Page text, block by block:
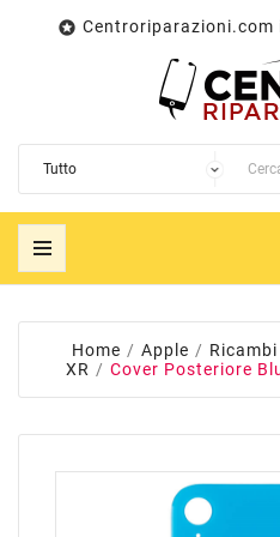

Home Apple
XR
Cover Posteriore